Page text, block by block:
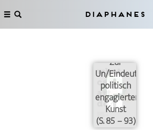
Diaphanes
Zur
Un/Eindeutigkeit
politisch
engagierter
Kunst
(S. 85 – 93)